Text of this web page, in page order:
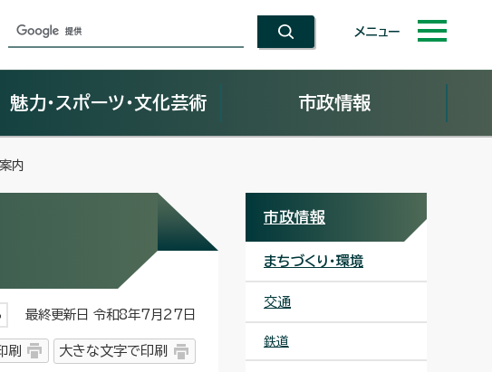
メニュー
魅力・スポーツ・文化芸術 市政情報
内
最終更新日 令和8年7月27日
刷 大きな文字で印刷
市政情報
まちづくり・環境
交通
鉄道